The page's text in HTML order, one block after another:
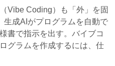
Vibe Coding）も「外」を固
生成AIがプログラムを自動で
書で指示を出す。バイブコ
グラムを作成するには、仕